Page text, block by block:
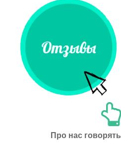
Про нас говорять